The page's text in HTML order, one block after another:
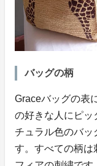
バッグの柄
Graceバッグの表
の好きな人にピッ
チュラル色のバッ
す。すべての柄は